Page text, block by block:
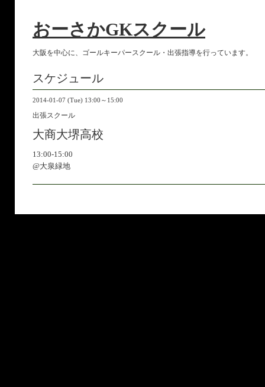
おーさかGKスクール
大阪を中心に、ゴールキーパースクール・出張指導を行っています。
スケジュール
2014-01-07 (Tue) 13:00～15:00
出張スクール
大商大堺高校
13:00-15:00
@大泉緑地